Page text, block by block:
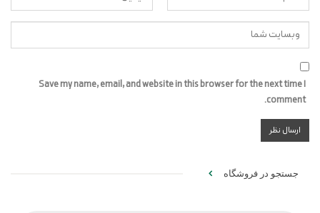
Save my name, email, and website in this browser for the next time I
comment.
جستجو در فروشگاه